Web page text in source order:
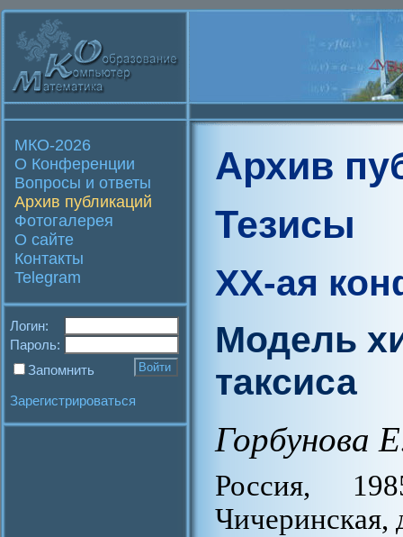
МКО-2026
О Конференции
Вопросы и ответы
Архив публикаций
Фотогалерея
О сайте
Контакты
Telegram
Логин:
Пароль:
Запомнить
Зарегистрироваться
Архив
Тезисы
XX-ая
Модель
таксиса
Горбунова
Россия,
Чичеринская,